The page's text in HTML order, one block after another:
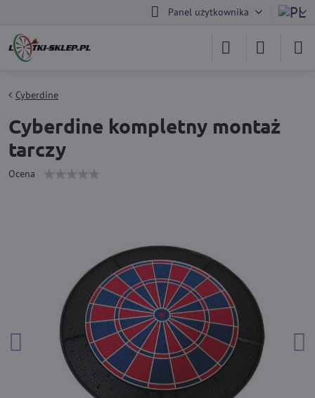
Panel użytkownika
Cyberdine
Cyberdine kompletny montaż
tarczy
Ocena